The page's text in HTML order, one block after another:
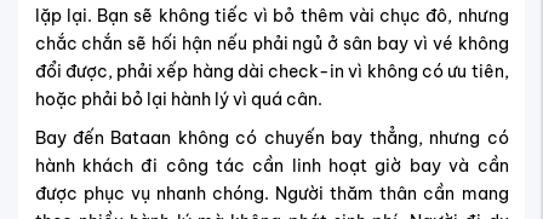
lặp lại. Bạn sẽ không tiếc vì bỏ thêm vài chục đô, nhưng
chắc chắn sẽ hối hận nếu phải ngủ ở sân bay vì vé không
đổi được, phải xếp hàng dài check-in vì không có ưu tiên,
hoặc phải bỏ lại hành lý vì quá cân.
Bay đến Bataan không có chuyến bay thẳng, nhưng có
hành khách đi công tác cần linh hoạt giờ bay và cần
được phục vụ nhanh chóng. Người thăm thân cần mang